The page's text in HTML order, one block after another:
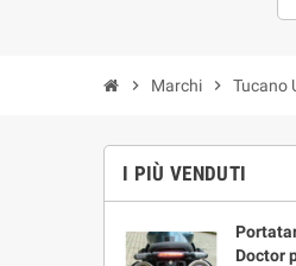
chevron_right Marchi chevron_right Tucano
I PIÙ VENDUTI
Doctor